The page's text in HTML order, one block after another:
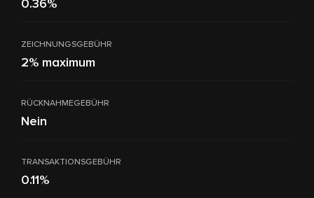
0.36%
ZEICHNUNGSGEBÜHR
2% maximum
RÜCKNAHMEGEBÜHR
Nein
TRANSAKTIONSGEBÜHR
0.11%